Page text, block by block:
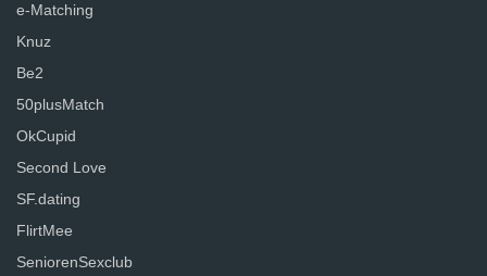
e-Matching
Knuz
Be2
50plusMatch
OkCupid
Second Love
SF.dating
FlirtMee
SeniorenSexclub